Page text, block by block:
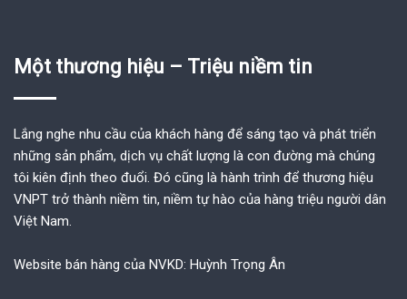
Một thương hiệu – Triệu niềm tin
Lắng nghe nhu cầu của khách hàng để sáng tạo và phát triển
những sản phẩm, dịch vụ chất lượng là con đường mà chúng
tôi kiên định theo đuổi. Đó cũng là hành trình để thương hiệu
VNPT trở thành niềm tin, niềm tự hào của hàng triệu người dân
Việt Nam.
Website bán hàng của NVKD: Huỳnh Trọng Ân